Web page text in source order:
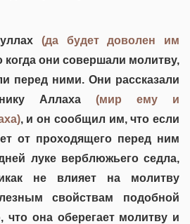
(да будет доволен им
когда они совершали молитву,
перед ними. Они рассказали
Аллаха (мир ему и
, и он сообщил им, что если
от проходящего перед ним
луке верблюжьего седла,
не влияет на молитву
свойствам подобной
что она оберегает молитву и